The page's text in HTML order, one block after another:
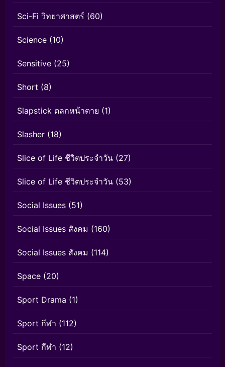
Sci-Fi วิทยาศาสตร์ (60)
Science (10)
Sensitive (25)
Short (8)
Slapstick ตลกหน้าตาย (1)
Slasher (18)
Slice of Life ชีวิตประจำวัน (27)
Slice of Life ชีวิตประจำวัน (53)
Social Issues (51)
Social Issues สังคม (160)
Social Issues สังคม (114)
Space (20)
Sport Drama (1)
Sport กีฬา (112)
Sport กีฬา (12)